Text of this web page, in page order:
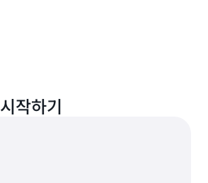
작하기